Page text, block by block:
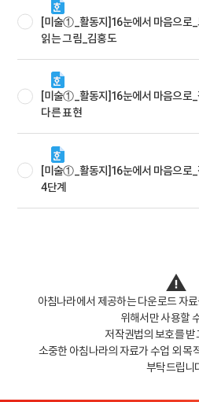
[미술①_활동지]16눈에서 마음으로
읽는 그림_김홍도
[미술①_활동지]16눈에서 마음으로_
다른 표현
[미술①_활동지]16눈에서 마음으로_
4단계
아침나라에서 제공하는 다운로드 자료
위해서만 사용할
저작권법의 보호를 받
소중한 아침나라의 자료가 수업 외 목
부탁드립니